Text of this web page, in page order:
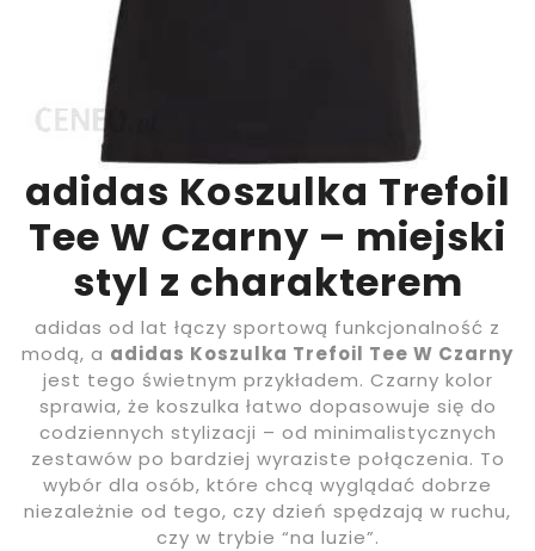
adidas Koszulka Trefoil
Tee W Czarny – miejski
styl z charakterem
adidas od lat łączy sportową funkcjonalność z
modą, a adidas Koszulka Trefoil Tee W Czarny
jest tego świetnym przykładem. Czarny kolor
sprawia, że koszulka łatwo dopasowuje się do
codziennych stylizacji – od minimalistycznych
zestawów po bardziej wyraziste połączenia. To
wybór dla osób, które chcą wyglądać dobrze
niezależnie od tego, czy dzień spędzają w ruchu,
czy w trybie “na luzie”.